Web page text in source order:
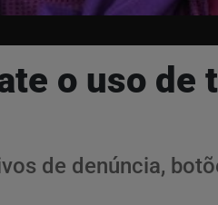
o uso
de denúncia,